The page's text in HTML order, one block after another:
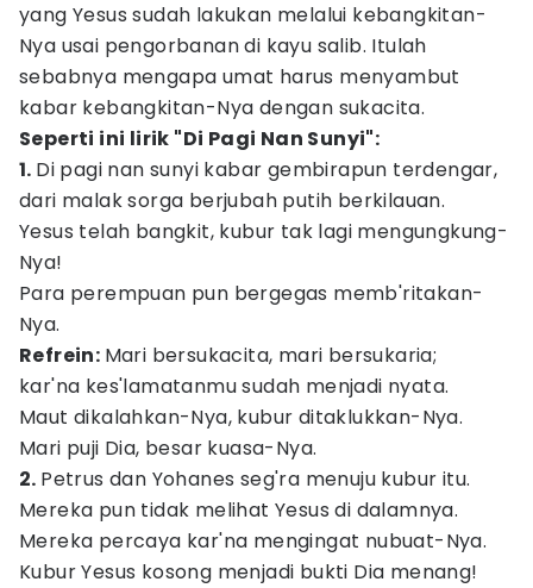
yang Yesus sudah lakukan melalui kebangkitan-
Nya usai pengorbanan di kayu salib. Itulah
sebabnya mengapa umat harus menyambut
kabar kebangkitan-Nya dengan sukacita.
Seperti ini lirik "Di Pagi Nan Sunyi":
1. Di pagi nan sunyi kabar gembirapun terdengar,
dari malak sorga berjubah putih berkilauan.
Yesus telah bangkit, kubur tak lagi mengungkung-
Nya!
Para perempuan pun bergegas memb'ritakan-
Nya.
Refrein: Mari bersukacita, mari bersukaria;
kar'na kes'lamatanmu sudah menjadi nyata.
Maut dikalahkan-Nya, kubur ditaklukkan-Nya.
Mari puji Dia, besar kuasa-Nya.
2. Petrus dan Yohanes seg'ra menuju kubur itu.
Mereka pun tidak melihat Yesus di dalamnya.
Mereka percaya kar'na mengingat nubuat-Nya.
Kubur Yesus kosong menjadi bukti Dia menang!